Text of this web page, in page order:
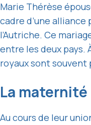
Marie Thérèse
cadre d’une
l’Autriche. Ce
entre les deux pays.
royaux sont souvent
La maternité
Au cours de leur